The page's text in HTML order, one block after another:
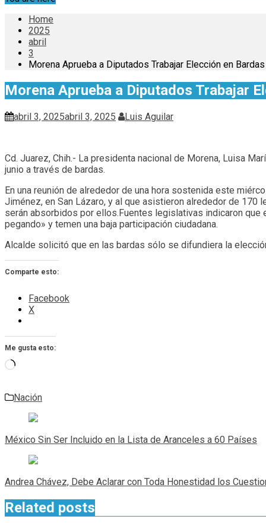
Home
2025
abril
3
Morena Aprueba a Diputados Trabajar Elección en
Morena Aprueba a Diputados Trabajar
abril 3, 2025abril 3, 2025 Luis Aguilar
Cd. Juarez, Chih.- La presidenta nacional de Morena, Luisa
junio a través de bardas.
En una reunión de alrededor de una hora sostenida este
Jiménez, en San Lázaro, y al que asistieron alrededor de
serán absorbidos por ellos.Fuentes legislativas indicaron
pegando» y temen una baja participación ciudadana.
Alcalde solicitó que en las bardas sólo se difundiera la
Comparte esto:
Facebook
X
Me gusta esto:
Cargando...
Nación
Navegación
de
entradas
México Sin Ser Incluido en la Lista de Aranceles a 60 Países
Andrea Chávez, Debe Aclarar con Toda Honestidad los
Related posts